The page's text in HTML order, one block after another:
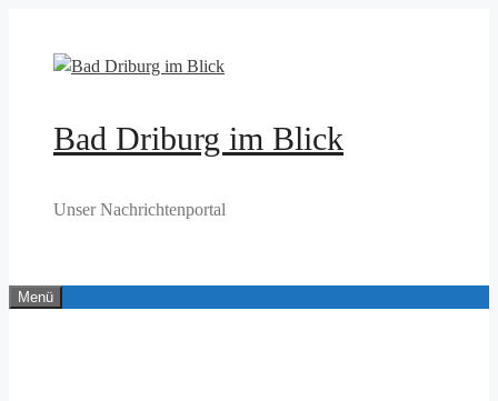
springen
Bad Driburg im Blick
Unser Nachrichtenportal
Menü